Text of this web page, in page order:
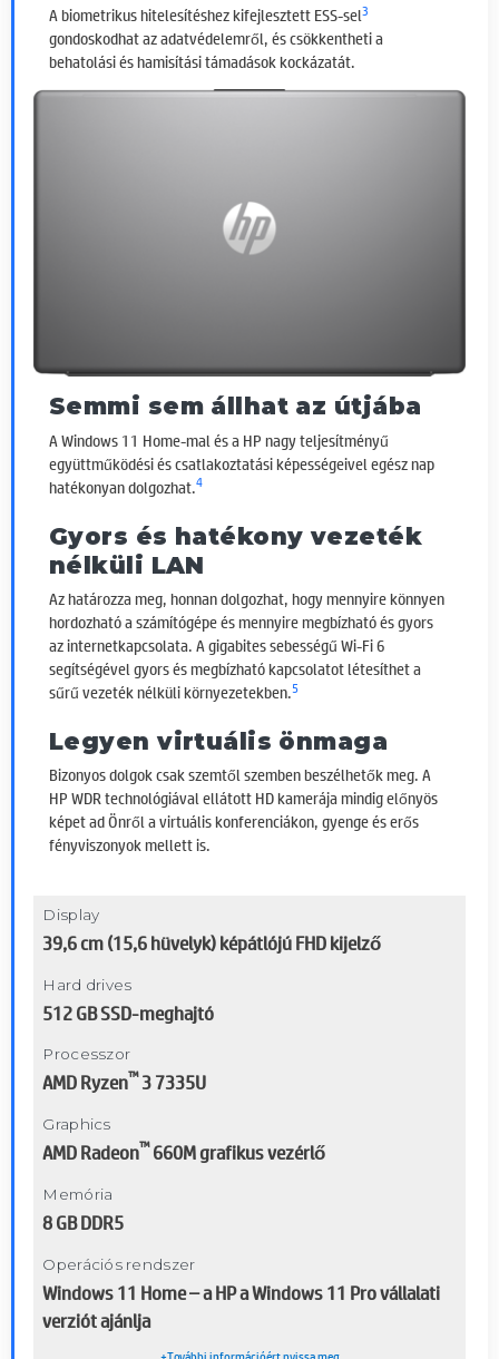
A biometrikus hitelesítéshez kifejlesztett ESS-sel3
gondoskodhat az adatvédelemről, és csökkentheti a
behatolási és hamisítási támadások kockázatát.
Semmi sem állhat az útjába
A Windows 11 Home-mal és a HP nagy teljesítményű
együttműködési és csatlakoztatási képességeivel egész nap
hatékonyan dolgozhat.4
Gyors és hatékony vezeték
nélküli LAN
Az határozza meg, honnan dolgozhat, hogy mennyire könnyen
hordozható a számítógépe és mennyire megbízható és gyors
az internetkapcsolata. A gigabites sebességű Wi-Fi 6
segítségével gyors és megbízható kapcsolatot létesíthet a
sűrű vezeték nélküli környezetekben.5
Legyen virtuális önmaga
Bizonyos dolgok csak szemtől szemben beszélhetők meg. A
HP WDR technológiával ellátott HD kamerája mindig előnyös
képet ad Önről a virtuális konferenciákon, gyenge és erős
fényviszonyok mellett is.
Display
39,6 cm (15,6 hüvelyk) képátlójú FHD kijelző
Hard drives
512 GB SSD-meghajtó
Processzor
AMD Ryzen™3 7335U
Graphics
AMD Radeon™660M grafikus vezérlő
Memória
8 GB DDR5
Operációs rendszer
Windows 11 Home – a HP a Windows 11 Pro vállalati
verziót ajánlja